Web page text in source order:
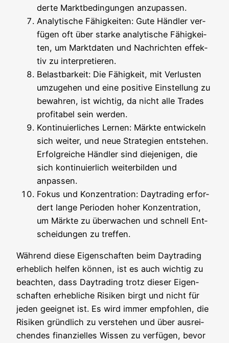
der­te Markt­be­din­gun­gen anzupassen.
Ana­ly­ti­sche Fähig­kei­ten: Gute Händ­ler ver­
fü­gen oft über star­ke ana­ly­ti­sche Fähig­kei­
ten, um Markt­da­ten und Nach­rich­ten effek­
tiv zu interpretieren.
Belast­bar­keit: Die Fähig­keit, mit Ver­lus­ten
umzu­ge­hen und eine posi­ti­ve Ein­stel­lung zu
bewah­ren, ist wich­tig, da nicht alle Trades
pro­fi­ta­bel sein werden.
Kon­ti­nu­ier­li­ches Ler­nen: Märk­te ent­wi­ckeln
sich wei­ter, und neue Stra­te­gien ent­ste­hen.
Erfolg­rei­che Händ­ler sind die­je­ni­gen, die
sich kon­ti­nu­ier­lich wei­ter­bil­den und
anpassen.
Fokus und Kon­zen­tra­ti­on: Day­tra­ding erfor­
dert lan­ge Peri­oden hoher Kon­zen­tra­ti­on,
um Märk­te zu über­wa­chen und schnell Ent­
schei­dun­gen zu treffen.
Wäh­rend die­se Eigen­schaf­ten beim Day­tra­ding
erheb­lich hel­fen kön­nen, ist es auch wich­tig zu
beach­ten, dass Day­tra­ding trotz die­ser Eigen­
schaf­ten erheb­li­che Risi­ken birgt und nicht für
jeden geeig­net ist. Es wird immer emp­foh­len, die
Risi­ken gründ­lich zu ver­ste­hen und über aus­rei­
chen­des finan­zi­el­les Wis­sen zu ver­fü­gen, bevor